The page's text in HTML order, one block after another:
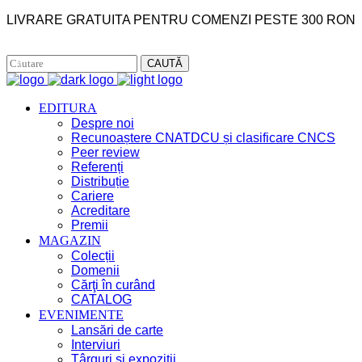
LIVRARE GRATUITA PENTRU COMENZI PESTE 300 RON
CAUTĂ
EDITURA
Despre noi
Recunoaștere CNATDCU și clasificare CNCS
Peer review
Referenți
Distribuție
Cariere
Acreditare
Premii
MAGAZIN
Colecții
Domenii
Cărţi în curând
CATALOG
EVENIMENTE
Lansări de carte
Interviuri
Târguri și expoziții